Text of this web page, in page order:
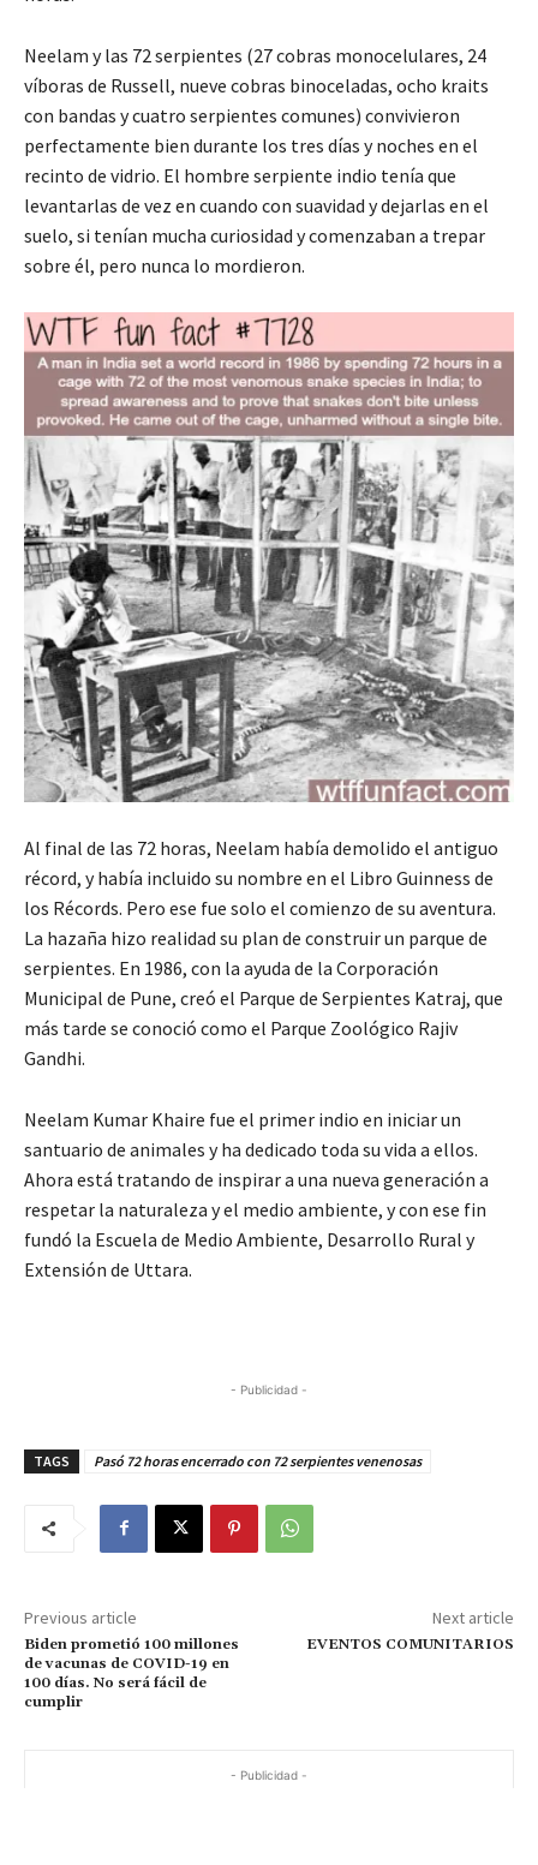
Neelam y las 72 serpientes (27 cobras monocelulares, 24
víboras de Russell, nueve cobras binoceladas, ocho kraits
con bandas y cuatro serpientes comunes) convivieron
perfectamente bien durante los tres días y noches en el
recinto de vidrio. El hombre serpiente indio tenía que
levantarlas de vez en cuando con suavidad y dejarlas en el
suelo, si tenían mucha curiosidad y comenzaban a trepar
sobre él, pero nunca lo mordieron.
Al final de las 72 horas, Neelam había demolido el antiguo
récord, y había incluido su nombre en el Libro Guinness de
los Récords. Pero ese fue solo el comienzo de su aventura.
La hazaña hizo realidad su plan de construir un parque de
serpientes. En 1986, con la ayuda de la Corporación
Municipal de Pune, creó el Parque de Serpientes Katraj, que
más tarde se conoció como el Parque Zoológico Rajiv
Gandhi.
Neelam Kumar Khaire fue el primer indio en iniciar un
santuario de animales y ha dedicado toda su vida a ellos.
Ahora está tratando de inspirar a una nueva generación a
respetar la naturaleza y el medio ambiente, y con ese fin
fundó la Escuela de Medio Ambiente, Desarrollo Rural y
Extensión de Uttara.
- Publicidad -
TAGS Pasó 72 horas encerrado con 72 serpientes venenosas
Previous article
Biden prometió 100 millones
de vacunas de COVID-19 en
100 días. No será fácil de
cumplir
Next article
EVENTOS COMUNITARIOS
- Publicidad -